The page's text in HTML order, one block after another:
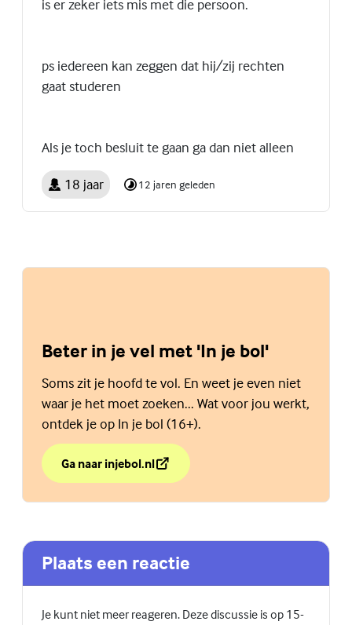
is er zeker iets mis met die persoon.
ps iedereen kan zeggen dat hij/zij rechten
gaat studeren
Als je toch besluit te gaan ga dan niet alleen
18 jaar 12 jaren geleden
Beter in je vel met 'In je bol'
Soms zit je hoofd te vol. En weet je even niet
waar je het moet zoeken... Wat voor jou werkt,
ontdek je op In je bol (16+).
Ga naar injebol.nl
over Beter in je vel met 'In je bol'
(Externe link)
Plaats een reactie
Je kunt niet meer reageren. Deze discussie is op 15-